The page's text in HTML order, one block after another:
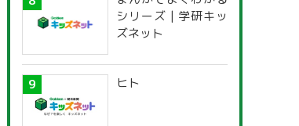
シリーズ | 学研キッ
ズネット
ヒト